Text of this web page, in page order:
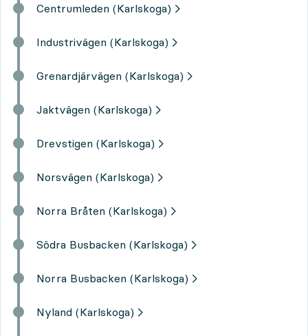
Centrumleden (Karlskoga)
Industrivägen (Karlskoga)
Grenardjärvägen (Karlskoga)
Jaktvägen (Karlskoga)
Drevstigen (Karlskoga)
Norsvägen (Karlskoga)
Norra Bråten (Karlskoga)
Södra Busbacken (Karlskoga)
Norra Busbacken (Karlskoga)
Nyland (Karlskoga)